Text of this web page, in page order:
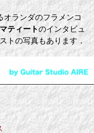
ランダのフラメンコ
ティートのインタビュ
トの写真もあります．